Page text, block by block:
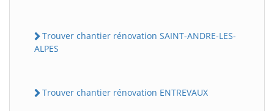
Trouver chantier rénovation SAINT-ANDRE-LES-
ALPES
Trouver chantier rénovation ENTREVAUX